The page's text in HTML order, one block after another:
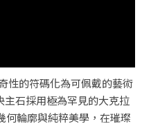
性的符碼化為可佩戴的藝術
石採用極為罕見的大克拉
何輪廓與純粹美學，在璀璨